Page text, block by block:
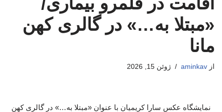
«مبتلا به…» در گالری کهن
مانا
از aminkav ژوئن 15, 2026
نمایشگاه عکس سارا کریمیان با عنوان «مبتلا به…» در گالری کهن